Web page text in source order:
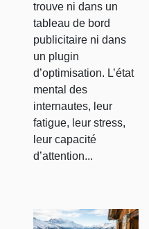
trouve ni dans un
tableau de bord
publicitaire ni dans
un plugin
d’optimisation. L’état
mental des
internautes, leur
fatigue, leur stress,
leur capacité
d’attention...